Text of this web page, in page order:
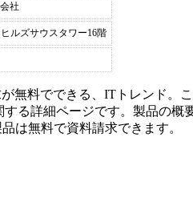
社
ルズサウスタワー16階
無料でできる、ITトレンド。こ
する詳細ページです。製品の概
は無料で資料請求できます。